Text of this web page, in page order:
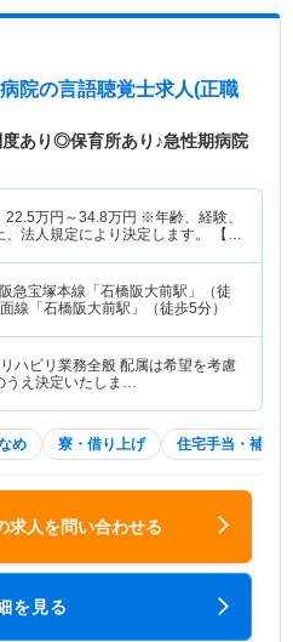
院の言語聴覚士求人(正職
度あり◎保育所あり♪急性期病院
22.5万円～34.8万円 ※年齢、経験、
、法人規定により決定します。 【モ
人規定により決定します。
阪急宝塚本線「石橋阪大前駅」（徒
線「石橋阪大前駅」（徒歩5分）
リハビリ業務全般 配属は希望を考慮
うえ決定いたしま…
め 寮・借り上げ 住宅手当・補助
求人を問い合わせる
を見る